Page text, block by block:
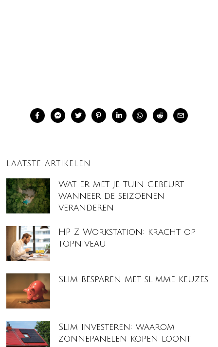
LAATSTE ARTIKELEN
Wat er met je tuin gebeurt
wanneer de seizoenen
veranderen
HP Z Workstation: kracht op
topniveau
Slim besparen met slimme keuzes
Slim investeren: waarom
zonnepanelen kopen loont